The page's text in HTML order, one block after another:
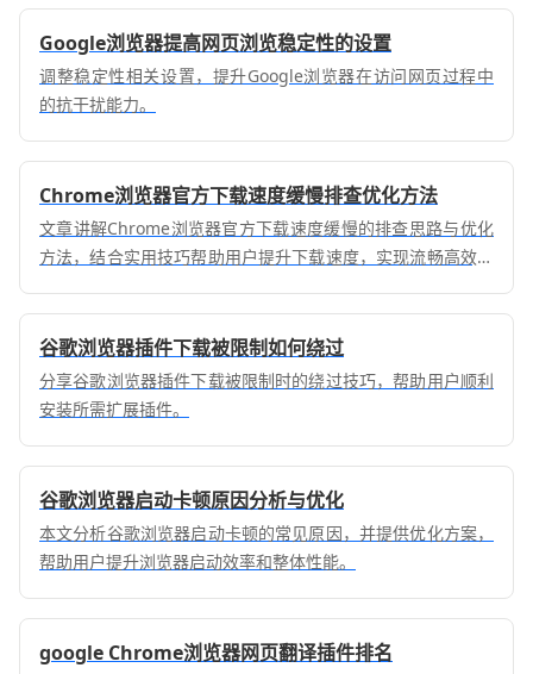
Google浏览器提高网页浏览稳定性的设置
调整稳定性相关设置，提升Google浏览器在访问网页过程中
的抗干扰能力。
Chrome浏览器官方下载速度缓慢排查优化方法
文章讲解Chrome浏览器官方下载速度缓慢的排查思路与优化
方法，结合实用技巧帮助用户提升下载速度，实现流畅高效的
谷歌浏览器插件下载被限制如何绕过
分享谷歌浏览器插件下载被限制时的绕过技巧，帮助用户顺利
安装所需扩展插件。
谷歌浏览器启动卡顿原因分析与优化
本文分析谷歌浏览器启动卡顿的常见原因，并提供优化方案，
帮助用户提升浏览器启动效率和整体性能。
google Chrome浏览器网页翻译插件排名